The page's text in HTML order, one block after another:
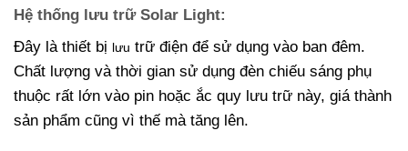
Hệ thống lưu trữ Solar Light:
Đây là thiết bị lưu trữ điện để sử dụng vào ban đêm.
Chất lượng và thời gian sử dụng đèn chiếu sáng phụ
thuộc rất lớn vào pin hoặc ắc quy lưu trữ này, giá thành
sản phẩm cũng vì thế mà tăng lên.